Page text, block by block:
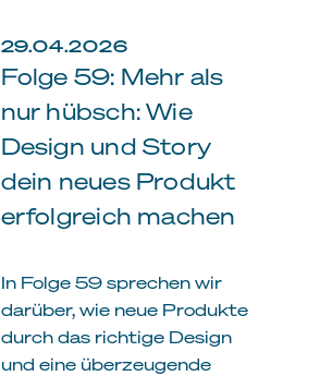
29.04.2026
Folge 59: Mehr als
nur hübsch: Wie
Design und Story
dein neues Produkt
erfolgreich machen
In Folge 59 sprechen wir
darüber, wie neue Produkte
durch das richtige Design
und eine überzeugende